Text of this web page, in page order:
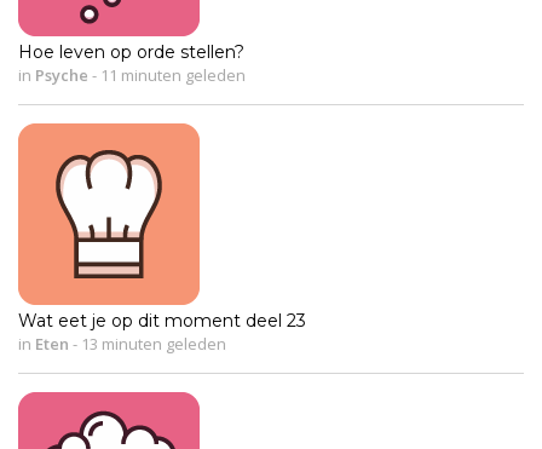
Hoe leven op orde stellen?
in Psyche - 11 minuten geleden
Wat eet je op dit moment deel 23
in Eten - 13 minuten geleden